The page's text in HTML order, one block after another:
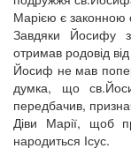
Марією є законною
Завдяки Йосифу
отримав родовід
Йосиф не мав
думка, що
передбачив,
Діви Марії, щоб
народиться Ісус.